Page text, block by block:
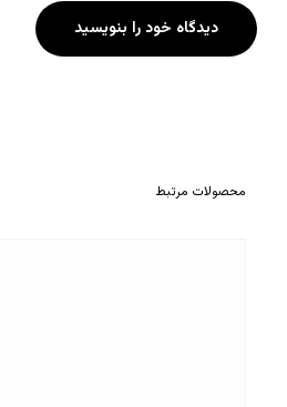
دیدگاه خود را بنویسید
محصولات مرتبط